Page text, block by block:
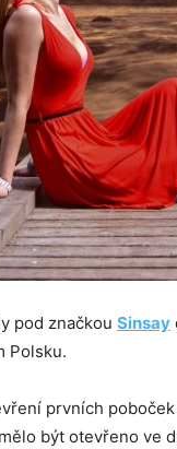
pod značkou Sinsay
Polsku.
prvních
být otevřeno ve